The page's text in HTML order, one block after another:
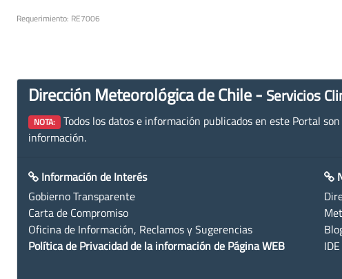
Requerimiento: RE7006
Dirección Meteorológica de Chile - Servicios
NOTA: Todos los datos e información publicados en este Portal
información.
Información de Interés
Gobierno Transparente
Carta de Compromiso
Oficina de Información, Reclamos y Sugerencias
Política de Privacidad de la información de Página WEB